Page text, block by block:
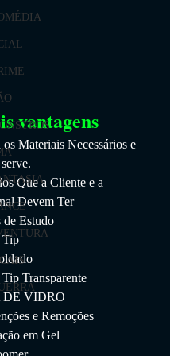
vantagens
Materiais Necessários e
Devem Ter
de Estudo
Tip
Transparente
DE VIDRO
e Remoções
em Gel